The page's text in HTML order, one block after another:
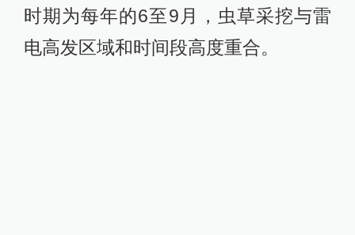
时期为每年的6至9月，虫草采挖与雷
电高发区域和时间段高度重合。